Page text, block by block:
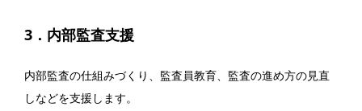
3．内部監査支援
内部監査の仕組みづくり、監査員教育、監査の進め方の見直
しなどを支援します。